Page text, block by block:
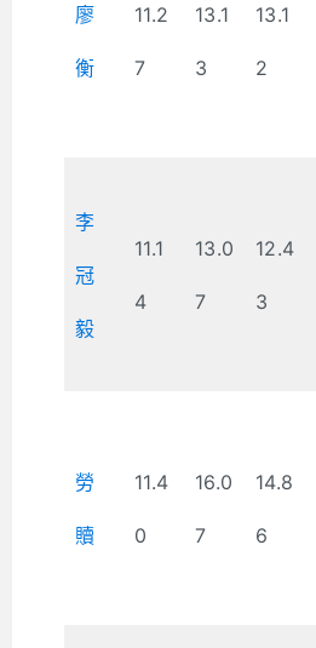
廖
衡
11.2
7
13.1
3
13.1
2
李
冠
毅
11.1
4
13.0
7
12.4
3
勞
贖
11.4
0
16.0
7
14.8
6